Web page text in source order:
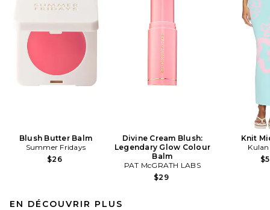
Blush Butter Balm
Summer Fridays
$26
Divine Cream Blush:
Legendary Glow Colour
Balm
PAT McGRATH LABS
$29
Knit
EN DÉCOUVRIR PLUS